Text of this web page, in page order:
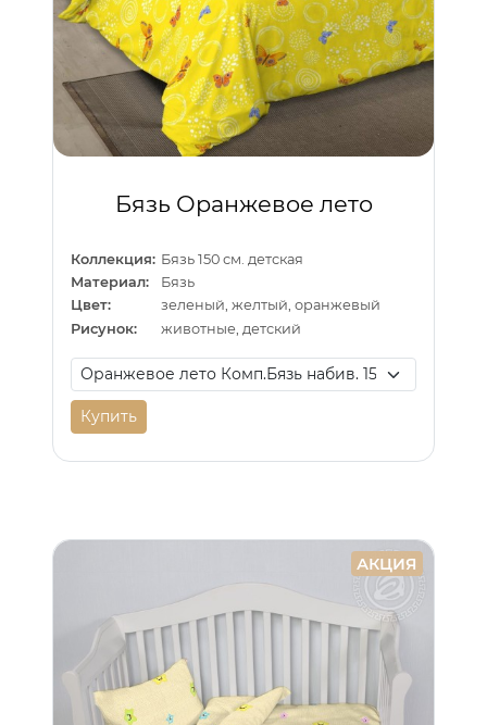
Бязь Оранжевое лето
Коллекция: Бязь 150 см. детская
Материал:
Бязь
Цвет:
зеленый, желтый, оранжевый
Рисунок:
животные, детский
Купить
АКЦИЯ